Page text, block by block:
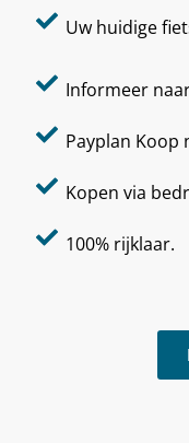
Uw huidige
Informeer
Payplan Koop
Kopen via
100% rijklaar.